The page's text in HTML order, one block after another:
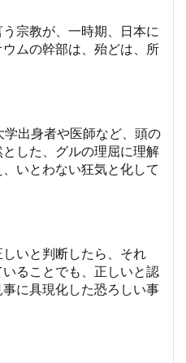
宗教が、一時期、日本に
ムの幹部は、殆どは、所
出身者や医師など、頭の
した、グルの理屈に理解
いとわない狂気と化して
いと判断したら、それ
ることでも、正しいと認
に具現化した恐ろしい事